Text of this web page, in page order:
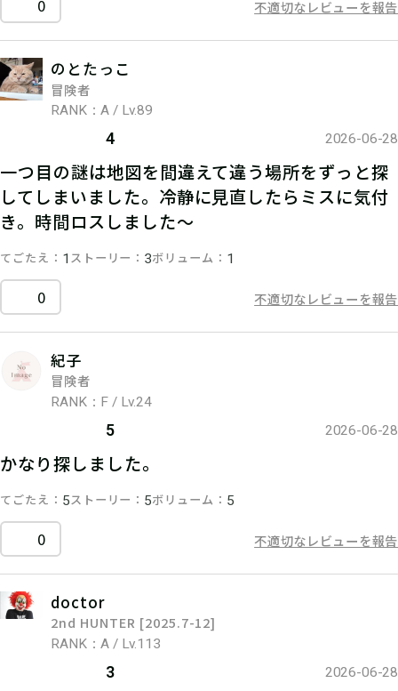
0 不適切なレビューを報告
のとたっこ
冒険者
RANK：A / Lv.89
4 2026-06-28
一つ目の謎は地図を間違えて違う場所をずっと探
してしまいました。冷静に見直したらミスに気付
き。時間ロスしました〜
てごたえ 1 ストーリー 3ボリューム 1
0 不適切なレビューを報告
紀子
冒険者
RANK：F / Lv.24
5 2026-06-28
かなり探しました。
てごたえ 5ストーリー 5ボリューム 5
0 不適切なレビューを報告
doctor
2nd HUNTER [2025.7-12]
RANK：A / Lv.113
3 2026-06-28